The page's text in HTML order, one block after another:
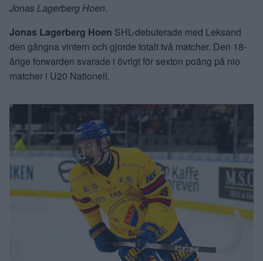
Jonas Lagerberg Hoen.
Jonas Lagerberg Hoen SHL-debuterade med Leksand
den gångna vintern och gjorde totalt två matcher. Den 18-
årige forwarden svarade i övrigt för sexton poäng på nio
matcher i U20 Nationell.